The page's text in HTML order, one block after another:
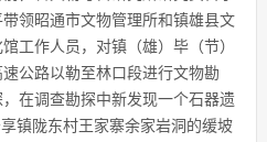
带领昭通市文物管理所和镇雄县文
工作人员，对镇（雄）毕（节）
速公路以勒至林口段进行文物勘
，在调查勘探中新发现一个石器遗
镇陇东村王家寨余家岩洞的缓坡